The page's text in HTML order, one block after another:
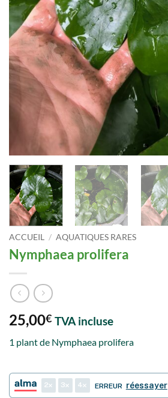
ACCUEIL / AQUATIQUES RARES
Nymphaea prolifera
25,00€ TVA incluse
1 plant de Nymphaea prolifera
2 3 4 ERREUR réessayer